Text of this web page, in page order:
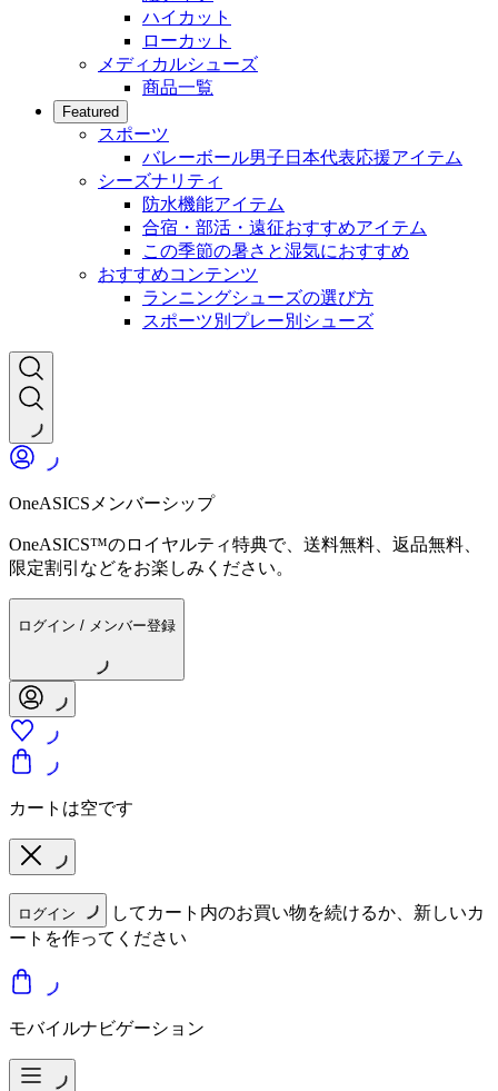
ハイカット
ローカット
メディカルシューズ
商品一覧
Featured
スポーツ
バレーボール男子日本代表応援アイテム
シーズナリティ
防水機能アイテム
合宿・部活・遠征おすすめアイテム
この季節の暑さと湿気におすすめ
おすすめコンテンツ
ランニングシューズの選び方
スポーツ別プレー別シューズ
OneASICSメンバーシップ
OneASICS™のロイヤルティ特典で、送料無料、返品無料、
限定割引などをお楽しみください。
ログイン / メンバー登録
カートは空です
ログイン
してカート内のお買い物を続けるか、新しいカ
ートを作ってください
モバイルナビゲーション